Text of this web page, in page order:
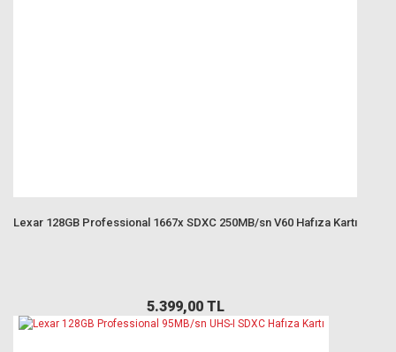
Lexar 128GB Professional 1667x SDXC 250MB/sn V60 Hafıza Kartı
5.399,00 TL